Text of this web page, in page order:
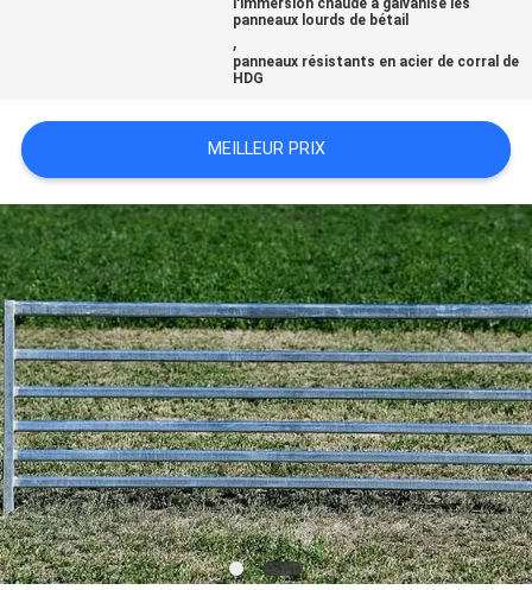
DU
SITE
PRIVACY
POLICY
l'immersion chaude a galvanisé les
panneaux lourds de bétail
,
panneaux résistants en acier de corral de
HDG
MEILLEUR PRIX